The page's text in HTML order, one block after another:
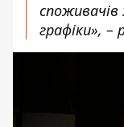
споживачів
графіки», –